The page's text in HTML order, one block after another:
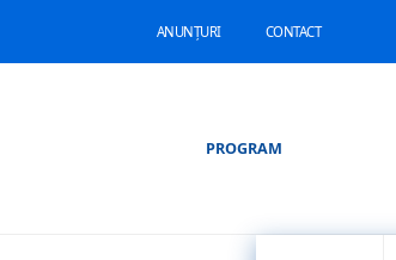
ANUNȚURI CONTACT
PROGRAM